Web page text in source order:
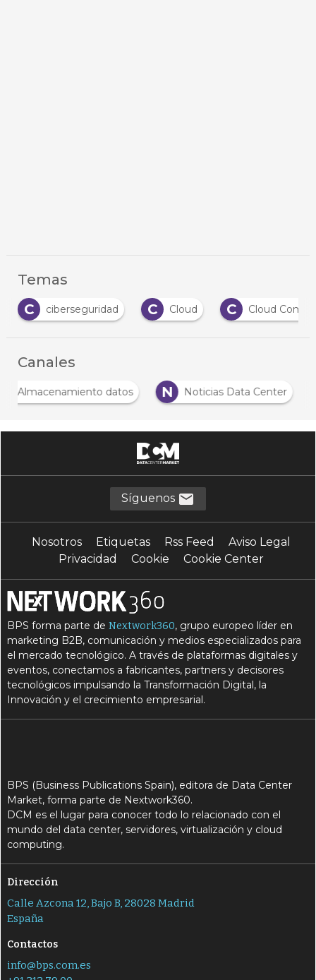
Temas
C
Cloud C Cloud Computing N nube
Canales
A
Almacenamiento datos N Noticias Data Center
Síguenos
Nosotros Etiquetas Rss Feed
Aviso Legal
Privacidad
Cookie Cookie Center
BPS forma parte deNextwork360, grupo europeo líder en
marketing B2B, comunicación y medios especializados para
el mercado tecnológico. A través de plataformas digitales y
eventos, conectamos a fabricantes, partners y decisores
tecnológicos impulsando la Transformación Digital, la
Innovación y el crecimiento empresarial.
BPS (Business Publications Spain), editora de Data Center
Market, forma parte de Nextwork360.
DCM es el lugar para conocer todo lo relacionado con el
mundo del data center, servidores, virtualización y cloud
computing.
Dirección
Calle Azcona 12, Bajo B, 28028 Madrid
España
Contactos
info@bps.com.es